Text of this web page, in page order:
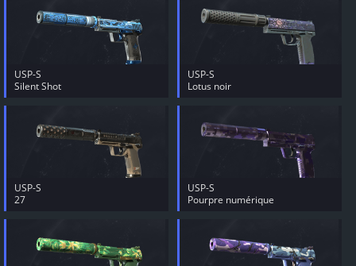
USP-S
Silent Shot
USP-S
Lotus noir
USP-S
27
USP-S
Pourpre numérique